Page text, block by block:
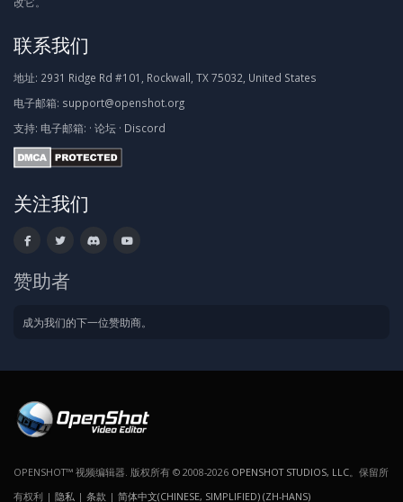
联系我们
地址: 2931 Ridge Rd #101, Rockwall, TX 75032, United States
电子邮箱: support@openshot.org
支持: 电子邮箱: · 论坛 · Discord
关注我们
赞助者
成为我们的下一位赞助商。
OPENSHOT™ 视频编辑器. 版权所有 © 2008-2026 OPENSHOT STUDIOS, LLC 。保留所
有权利 | 隐私 | 条款 | 简体中文(CHINESE, SIMPLIFIED) (ZH-HANS)